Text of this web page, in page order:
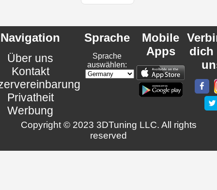
Navigation
Über uns
Kontakt
Privatheit
Werbung
Sprache
Sprache
auswählen:
Mobile
Apps
dich
Copyright © 2023 3DTuning LLC. All rights
reserved